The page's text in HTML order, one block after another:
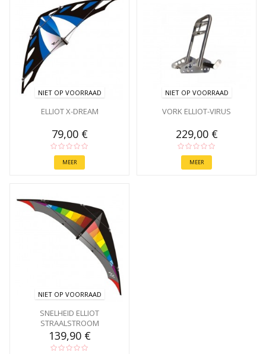
NIET OP VOORRAAD
ELLIOT X-DREAM
79,00 €
MEER
NIET OP VOORRAAD
VORK ELLIOT-VIRUS
229,00 €
MEER
NIET OP VOORRAAD
SNELHEID ELLIOT
STRAALSTROOM
139,90 €